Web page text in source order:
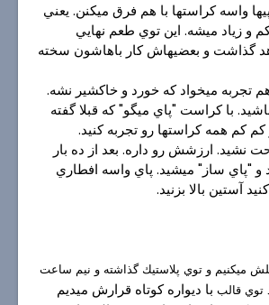
واسه كراستها با هم فرق ميكنن. يعني
و زياد ميشه. اين توي طعم نهايي
گذاشت و بعضيهاش كار باهاشون سخته
تجربه ميخواد كه خورد و خاكشير نشه.
با كراست "پاي ميگو" كه قبلا گفته
كم همه كراستها رو تجربه كنيد.
نشيد. ارزشش رو داره. بعد از ده بار
و "پاي ساز" ميشيد. پاي واسه افطاري
آستين بالا بزنيد.
ميكنيم و توي پلاستيك گذاشته و نيم ساعت
توي قالب با دیواره كوتاه قرارش ميديم